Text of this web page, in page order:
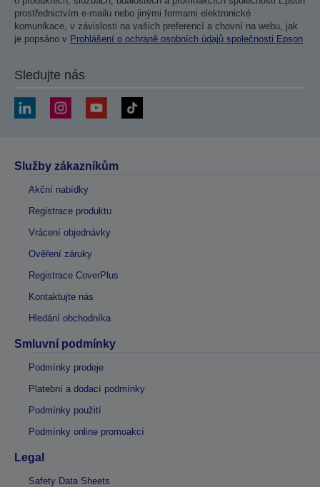
prostřednictvím e-mailu nebo jinými formami elektronické
komunikace, v závislosti na vašich preferencí a chovní na webu, jak
je popsáno v Prohlášení o ochraně osobních údajů společnosti Epson
Sledujte nás
Služby zákazníkům
Akční nabídky
Registrace produktu
Vrácení objednávky
Ověření záruky
Registrace CoverPlus
Kontaktujte nás
Hledání obchodníka
Smluvní podmínky
Podmínky prodeje
Platební a dodací podmínky
Podmínky použití
Podmínky online promoakcí
Legal
Safety Data Sheets